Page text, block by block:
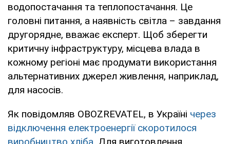
водопостачання та теплопостачання. Це
головні питання, а наявність світла – завдання
другорядне, вважає експерт. Щоб зберегти
критичну інфраструктуру, місцева влада в
кожному регіоні має продумати використання
альтернативних джерел живлення, наприклад,
для насосів.
Як повідомляв OBOZREVATEL, в Україні через
відключення електроенергії скоротилося
виробництво хліба . Для виготовлення